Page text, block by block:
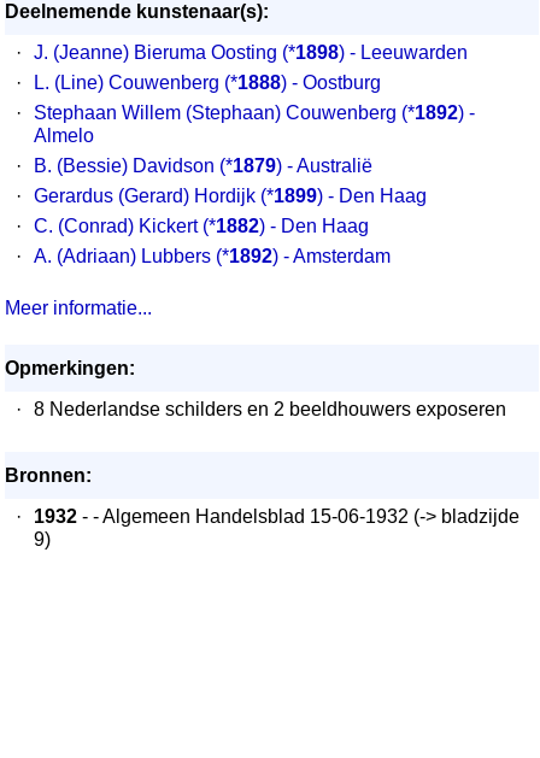
Deelnemende kunstenaar(s):
·
J. (Jeanne) Bieruma Oosting (*1898) - Leeuwarden
·
L. (Line) Couwenberg (*1888) - Oostburg
·
Stephaan Willem (Stephaan) Couwenberg (*1892) -
Almelo
·
B. (Bessie) Davidson (*1879) - Australië
·
Gerardus (Gerard) Hordijk (*1899) - Den Haag
·
C. (Conrad) Kickert (*1882) - Den Haag
·
A. (Adriaan) Lubbers (*1892) - Amsterdam
Meer informatie...
Opmerkingen:
·
8 Nederlandse schilders en 2 beeldhouwers exposeren
Bronnen:
·
1932 - - Algemeen Handelsblad 15-06-1932 (-> bladzijde
9)